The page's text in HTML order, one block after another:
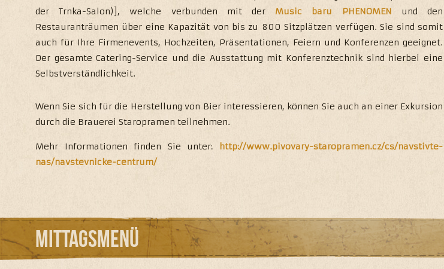
der Trnka-Salon)], welche verbunden mit derMusic baru PHENOMEN und den
Restauranträumen über eine Kapazität von bis zu 800 Sitzplätzen verfügen. Sie sind somit
auch für Ihre Firmenevents, Hochzeiten, Präsentationen, Feiern und Konferenzen geeignet.
Der gesamte Catering-Service und die Ausstattung mit Konferenztechnik sind hierbei eine
Selbstverständlichkeit.
Wenn Sie sich für die Herstellung von Bier interessieren, können Sie auch an einer Exkursion
durch die Brauerei Staropramen teilnehmen.
Mehr Informationen finden Sie unter:
http://www.pivovary-staropramen.cz/cs/navstivte-
nas/navstevnicke-centrum/
Mittagsmenü